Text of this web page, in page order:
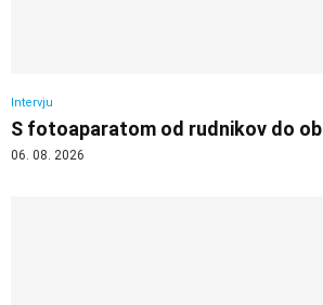
Intervju
S fotoaparatom od rudnikov do
06. 08. 2026